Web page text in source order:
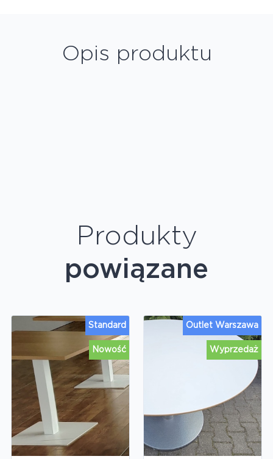
Opis produktu
Produkty
powiązane
Nowość
Standard
Wyprzedaż
Outlet Warszawa